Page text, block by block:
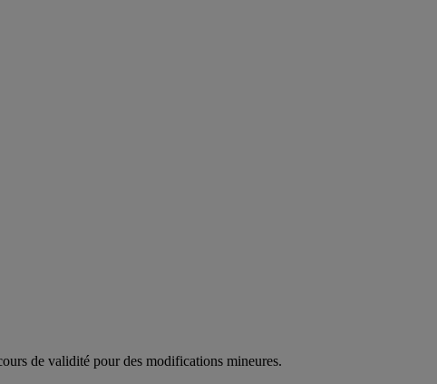
de validité pour des modifications mineures.